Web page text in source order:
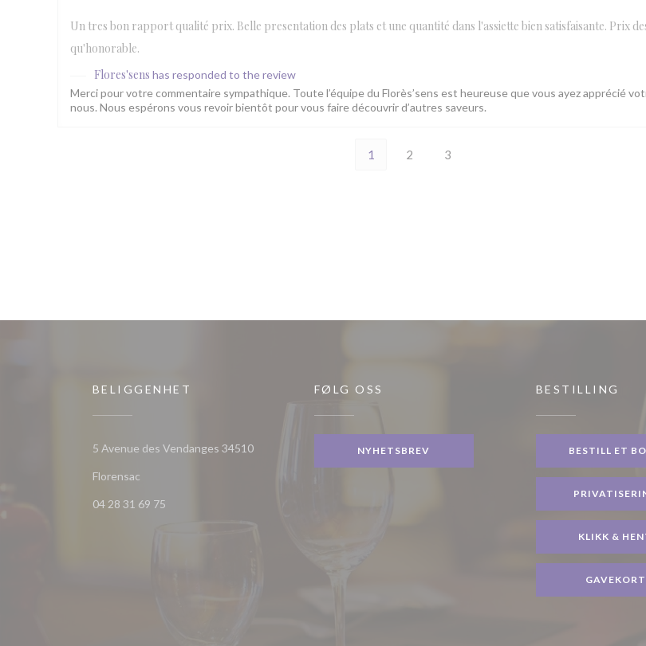
Un tres bon rapport qualité prix. Belle presentation des plats et une quantité dans l'assiette bien satisfaisante. Prix
qu'honorable.
Flores'sens has responded to the review
Merci pour votre commentaire sympathique. Toute l’équipe du Florès’sens est heureuse que vous ayez apprécié
nous. Nous espérons vous revoir bientôt pour vous faire découvrir d’autres saveurs.
1 2 3
BELIGGENHET
5 Avenue des Vendanges 34510
Florensac((åpner i et nytt vindu))
04 28 31 69 75
FØLG OSS
NYHETSBREV
BESTILLING
BESTILL ET
KLIKK &
GAVEKORT